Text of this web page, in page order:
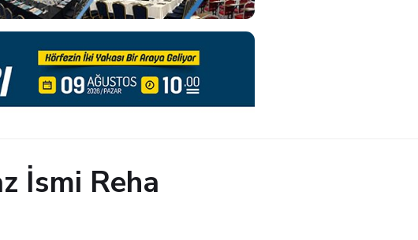
İsmi Reha